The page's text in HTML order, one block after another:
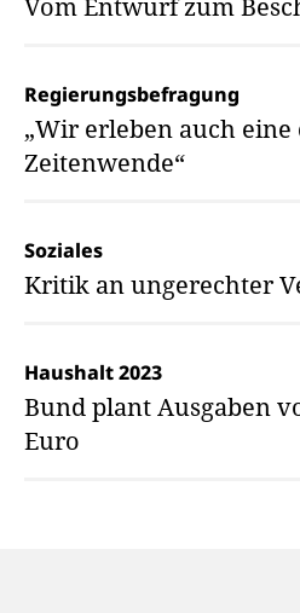
Vom Entwurf zum
Regierungsbefragung
„Wir erleben auch
Zeitenwende“
Soziales
Kritik an ungerechter
Haushalt 2023
Bund plant Ausgaben
Euro